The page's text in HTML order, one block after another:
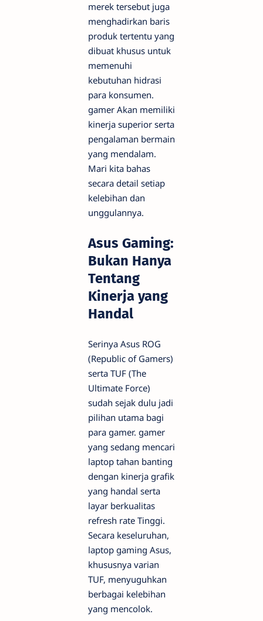
merek tersebut juga
menghadirkan baris
produk tertentu yang
dibuat khusus untuk
memenuhi
kebutuhan hidrasi
para konsumen.
gamer Akan memiliki
kinerja superior serta
pengalaman bermain
yang mendalam.
Mari kita bahas
secara detail setiap
kelebihan dan
unggulannya.
Asus Gaming:
Bukan Hanya
Tentang
Kinerja yang
Handal
Serinya Asus ROG
(Republic of Gamers)
serta TUF (The
Ultimate Force)
sudah sejak dulu jadi
pilihan utama bagi
para gamer. gamer
yang sedang mencari
laptop tahan banting
dengan kinerja grafik
yang handal serta
layar berkualitas
refresh rate Tinggi.
Secara keseluruhan,
laptop gaming Asus,
khususnya varian
TUF, menyuguhkan
berbagai kelebihan
yang mencolok.